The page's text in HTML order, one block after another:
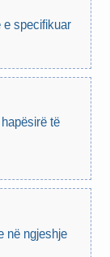
e specifikuar
të
në ngjeshje